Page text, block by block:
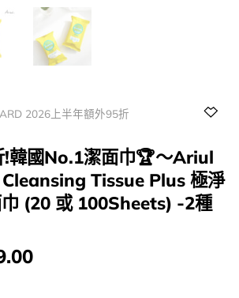
2026上半年額外95折
!韓國No.1潔面巾🏆～Ariul
Tissue Plus 極淨
(20 或 100Sheets) -2種